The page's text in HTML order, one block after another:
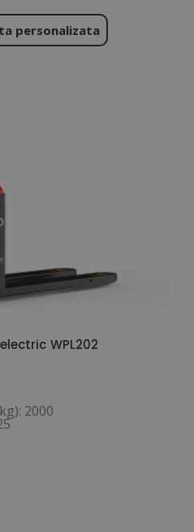
personalizata
WPL202
2000